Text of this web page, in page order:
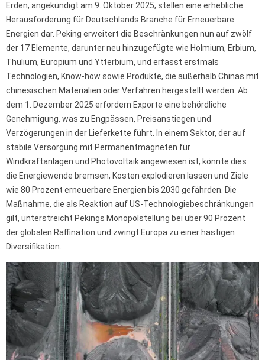
Erden, angekündigt am 9. Oktober 2025, stellen eine erhebliche
Herausforderung für Deutschlands Branche für Erneuerbare
Energien dar. Peking erweitert die Beschränkungen nun auf zwölf
der 17 Elemente, darunter neu hinzugefügte wie Holmium, Erbium,
Thulium, Europium und Ytterbium, und erfasst erstmals
Technologien, Know-how sowie Produkte, die außerhalb Chinas mit
chinesischen Materialien oder Verfahren hergestellt werden. Ab
dem 1. Dezember 2025 erfordern Exporte eine behördliche
Genehmigung, was zu Engpässen, Preisanstiegen und
Verzögerungen in der Lieferkette führt. In einem Sektor, der auf
stabile Versorgung mit Permanentmagneten für
Windkraftanlagen und Photovoltaik angewiesen ist, könnte dies
die Energiewende bremsen, Kosten explodieren lassen und Ziele
wie 80 Prozent erneuerbare Energien bis 2030 gefährden. Die
Maßnahme, die als Reaktion auf US-Technologiebeschränkungen
gilt, unterstreicht Pekings Monopolstellung bei über 90 Prozent
der globalen Raffination und zwingt Europa zu einer hastigen
Diversifikation.